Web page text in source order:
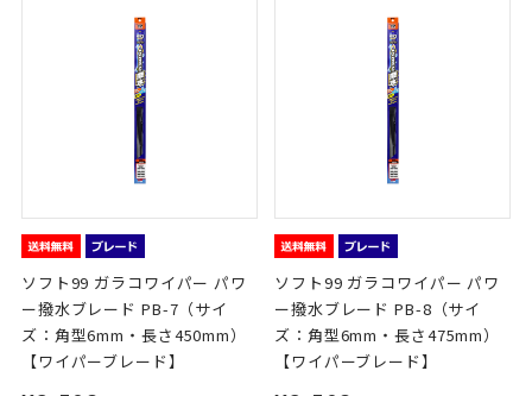
ソフト99 ガラコワイパー パワ
ー撥水ブレード PB-7（サイ
ズ：角型6mm・長さ450mm）
【ワイパーブレード】
ソフト99 ガラコワイパー パワ
ー撥水ブレード PB-8（サイ
ズ：角型6mm・長さ475mm）
【ワイパーブレード】